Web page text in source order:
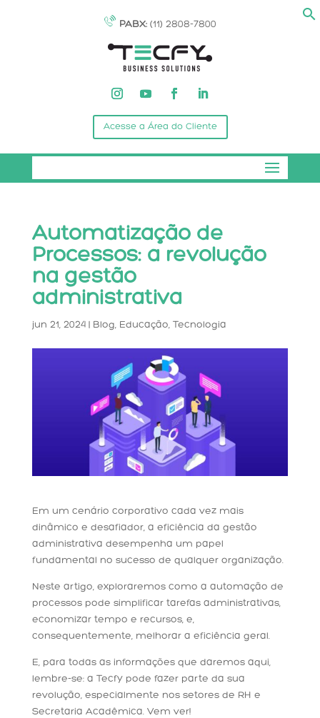
PABX: (11) 2808-7800
Acesse a Área do Cliente
Automatização de
Processos: a revolução
na gestão
administrativa
jun 21, 2024| Blog, Educação, Tecnologia
Em um cenário corporativo cada vez mais
dinâmico e desafiador, a eficiência da gestão
administrativa desempenha um papel
fundamental no sucesso de qualquer organização.
Neste artigo, exploraremos como a automação de
processos pode simplificar tarefas administrativas,
economizar tempo e recursos, e,
consequentemente, melhorar a eficiência geral.
E, para todas as informações que daremos aqui,
lembre-se: a Tecfy pode fazer parte da sua
revolução, especialmente nos setores de RH e
Secretaria Acadêmica. Vem ver!